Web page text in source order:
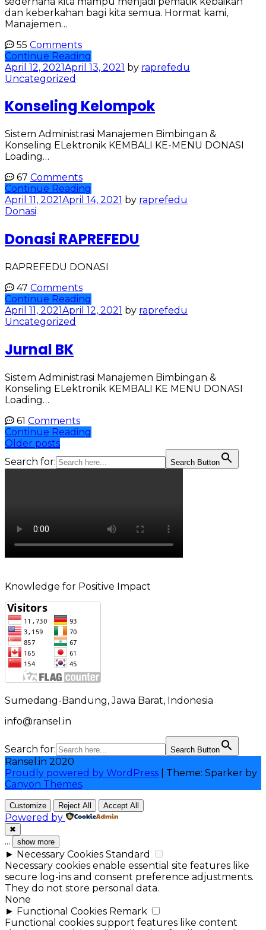
dan keberkahan bagi kita semua. Hormat kami,
Manajemen…
55 Comments
Continue Reading
April 12, 2021April 13, 2021 by raprefedu
Uncategorized
Konseling Kelompok
Sistem Administrasi Manajemen Bimbingan &
Konseling ELektronik KEMBALI KE-MENU DONASI
Loading…
67 Comments
Continue Reading
April 11, 2021April 14, 2021 by raprefedu
Donasi
Donasi RAPREFEDU
RAPREFEDU DONASI
47 Comments
Continue Reading
April 11, 2021April 12, 2021 by raprefedu
Uncategorized
Jurnal BK
Sistem Administrasi Manajemen Bimbingan &
Konseling ELektronik KEMBALI KE MENU DONASI
Loading…
61 Comments
Continue Reading
Posts
navigation
Older posts
Search for:
Search Button
Knowledge for Positive Impact
Sumedang-Bandung, Jawa Barat, Indonesia
info@ransel.in
Search for: Search Button
Ransel.in 2020
Proudly powered by WordPress
Theme: Sparker by
Canyon Themes.
Customize Reject All Accept All
Powered by
✖
... show more
► Necessary Cookies Standard
Necessary cookies enable essential site features like
secure log-ins and consent preference adjustments.
They do not store personal data.
None
► Functional Cookies Remark
Functional cookies support features like content